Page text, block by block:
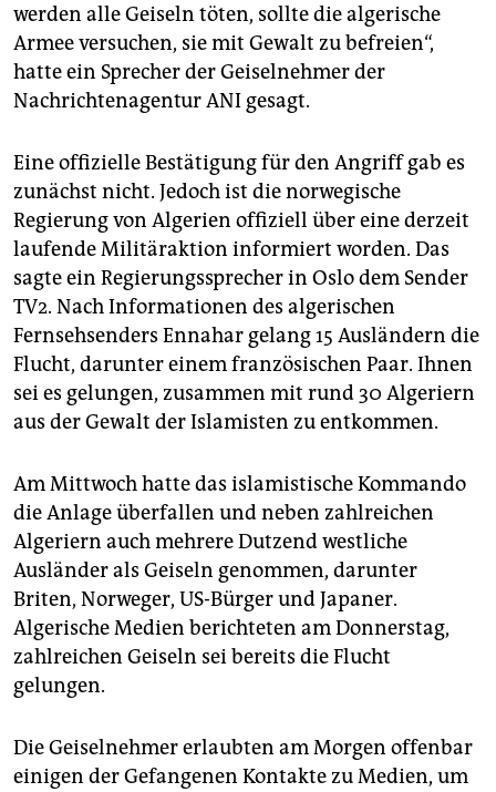
werden alle Geiseln töten, sollte die algerische
Armee versuchen, sie mit Gewalt zu befreien“,
hatte ein Sprecher der Geiselnehmer der
Nachrichtenagentur ANI gesagt.
Eine offizielle Bestätigung für den Angriff gab es
zunächst nicht. Jedoch ist die norwegische
Regierung von Algerien offiziell über eine derzeit
laufende Militäraktion informiert worden. Das
sagte ein Regierungssprecher in Oslo dem Sender
TV2. Nach Informationen des algerischen
Fernsehsenders Ennahar gelang 15 Ausländern die
Flucht, darunter einem französischen Paar. Ihnen
sei es gelungen, zusammen mit rund 30 Algeriern
aus der Gewalt der Islamisten zu entkommen.
Am Mittwoch hatte das islamistische Kommando
die Anlage überfallen und neben zahlreichen
Algeriern auch mehrere Dutzend westliche
Ausländer als Geiseln genommen, darunter
Briten, Norweger, US-Bürger und Japaner.
Algerische Medien berichteten am Donnerstag,
zahlreichen Geiseln sei bereits die Flucht
gelungen.
Die Geiselnehmer erlaubten am Morgen offenbar
einigen der Gefangenen Kontakte zu Medien, um